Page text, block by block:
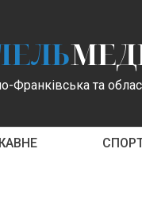
Франківська та